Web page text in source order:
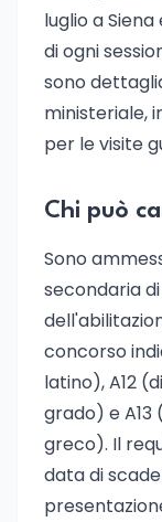
luglio a
di ogni
sono
ministeriale,
per le visite
Chi può
Sono
secondaria
concorso
latino), A12
grado) e
greco). Il
data di